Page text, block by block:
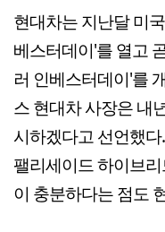
현대차는 지난달 미
베스터데이'를 열고
러 인베스터데이'를
스 현대차 사장은 내
시하겠다고 선언했
팰리세이드 하이브
이 충분하다는 점도